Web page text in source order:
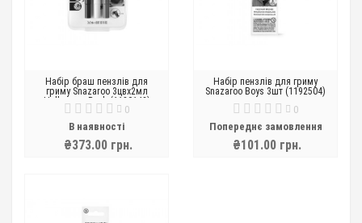
Набір браш пензлів для
гриму Snazaroo 3цвх2мл
Halloween Pack (1180142)
0
В наявності
₴373.00 грн.
Набір пензлів для гриму
Snazaroo Boys 3шт (1192504)
0
Попереднє замовлення
₴101.00 грн.